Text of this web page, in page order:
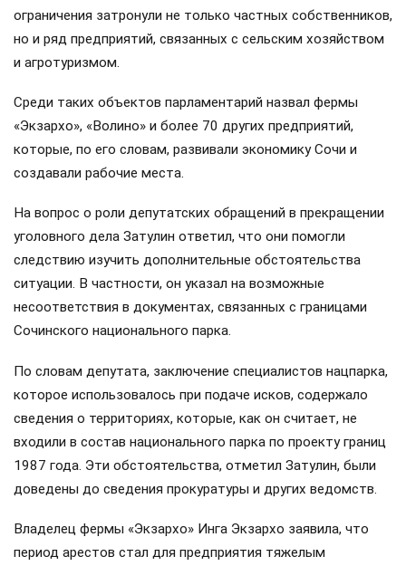
ограничения затронули не только частных собственников,
но и ряд предприятий, связанных с сельским хозяйством
и агротуризмом.
Среди таких объектов парламентарий назвал фермы
«Экзархо», «Волино» и более 70 других предприятий,
которые, по его словам, развивали экономику Сочи и
создавали рабочие места.
На вопрос о роли депутатских обращений в прекращении
уголовного дела Затулин ответил, что они помогли
следствию изучить дополнительные обстоятельства
ситуации. В частности, он указал на возможные
несоответствия в документах, связанных с границами
Сочинского национального парка.
По словам депутата, заключение специалистов нацпарка,
которое использовалось при подаче исков, содержало
сведения о территориях, которые, как он считает, не
входили в состав национального парка по проекту границ
1987 года. Эти обстоятельства, отметил Затулин, были
доведены до сведения прокуратуры и других ведомств.
Владелец фермы «Экзархо» Инга Экзархо заявила, что
период арестов стал для предприятия тяжелым